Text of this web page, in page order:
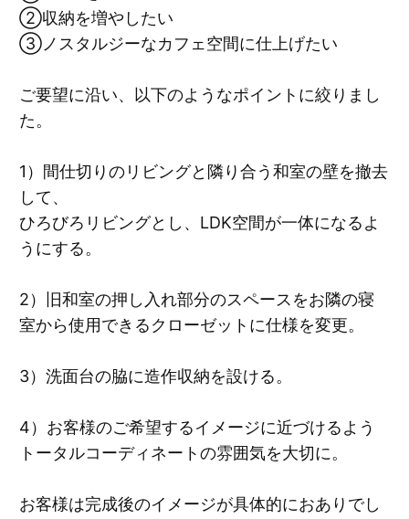
②収納を増やしたい
③ノスタルジーなカフェ空間に仕上げたい
ご要望に沿い、以下のようなポイントに絞りまし
た。
1）間仕切りのリビングと隣り合う和室の壁を撤去
して、
ひろびろリビングとし、LDK空間が一体になるよ
うにする。
2）旧和室の押し入れ部分のスペースをお隣の寝
室から使用できるクローゼットに仕様を変更。
3）洗面台の脇に造作収納を設ける。
4）お客様のご希望するイメージに近づけるよう
トータルコーディネートの雰囲気を大切に。
お客様は完成後のイメージが具体的におありでし